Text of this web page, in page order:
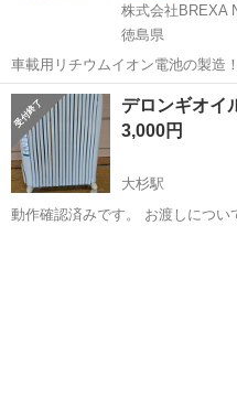
株式会社BREXA
徳島県
車載用リチウムイオン電池の製造
躍中！寮費無料★備品付き1R寮完
駐車場完備◎正社員登用制度あり！《
場のお仕事 ◇車載用リチウ...
徳島 その他
デロンギオイ
3,000円
大杉駅
動作確認済みです。 お渡しについて 購入後、日程を調整させて頂きま